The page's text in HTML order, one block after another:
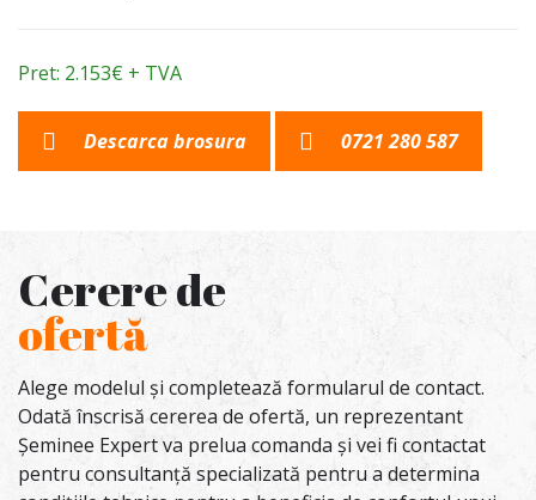
Pret: 2.153€ + TVA
Descarca brosura 0721 280 587
Cerere de
ofertă
Alege modelul și completează formularul de contact.
Odată înscrisă cererea de ofertă, un reprezentant
Șeminee Expert va prelua comanda și vei fi contactat
pentru consultanță specializată pentru a determina